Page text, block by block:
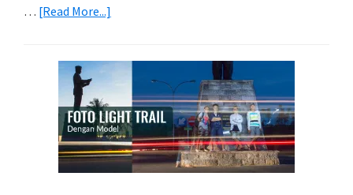
… [Read More...]
Memori
Tepat
Untuk
Kamera
Kamu